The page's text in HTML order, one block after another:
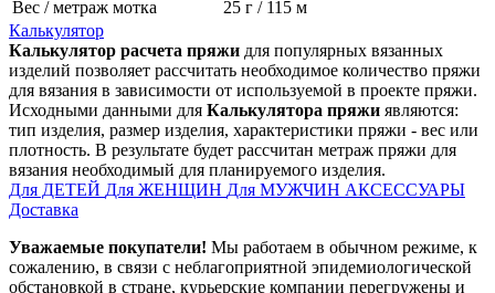
Вес / метраж мотка
25 г / 115 м
Калькулятор
Калькулятор расчета пряжи для популярных вязанных
изделий позволяет рассчитать необходимое количество пряжи
для вязания в зависимости от используемой в проекте пряжи.
Исходными данными для Калькулятора пряжи являются:
тип изделия, размер изделия, характеристики пряжи - вес или
плотность. В результате будет рассчитан метраж пряжи для
вязания необходимый для планируемого изделия.
Для ДЕТЕЙ Для ЖЕНЩИН Для МУЖЧИН АКСЕССУАРЫ
Доставка
Уважаемые покупатели! Мы работаем в обычном режиме, к
сожалению, в связи с неблагоприятной эпидемиологической
обстановкой в стране, курьерские компании перегружены и